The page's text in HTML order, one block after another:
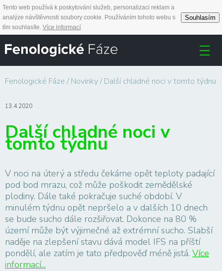
Tento web používá k poskytování služeb, personalizaci reklam a
analýze návštěvnosti soubory cookie. Používáním tohoto webu s
tím souhlasíte. Více informací
Souhlasím
Fenologické Fáze Novinky Další chladné noci v tomto týdnu
13.4.2020
Další chladné noci v
tomto týdnu
V noci na úterý a středu čekáme opět teploty padající
pod bod mrazu, což může poškodit zemědělské
plodiny. Dále také pokračuje suché období. V
minulém týdnu opět nepršelo a v dalších 10 dnech
se bude sucho dále rozšiřovat. Dokonce na 80 %
území může být výjimečné až extrémní sucho. Slabší
naděje na zlepšení stavu dává model IFS na příští
pondělí, ale zatím je tato předpověď méně jistá. Více
informací...